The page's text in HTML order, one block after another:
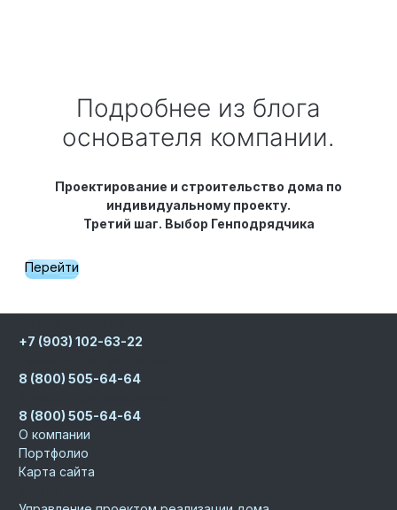
Подробнее из блога
основателя компании.
Проектирование и строительство дома по
индивидуальному проекту.
Третий шаг. Выбор Генподрядчика
Перейти
+7 (903) 102-63-22
8 (800) 505-64-64
8 (800) 505-64-64
О компании
Портфолио
Карта сайта